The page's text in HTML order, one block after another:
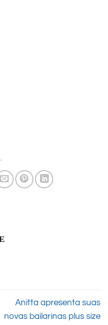
Anitta apresenta suas
novas bailarinas plus size